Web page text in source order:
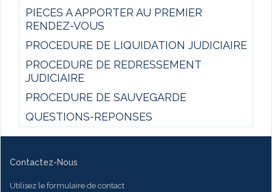
PIECES A APPORTER AU PREMIER
RENDEZ-VOUS
PROCEDURE DE LIQUIDATION JUDICIAIRE
PROCEDURE DE REDRESSEMENT
JUDICIAIRE
PROCEDURE DE SAUVEGARDE
QUESTIONS-REPONSES
Contactez-Nous
Utilisez le formulaire de contact